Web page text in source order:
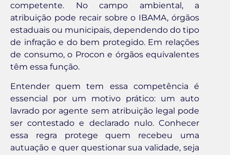
competente. No campo ambiental, a
atribuição pode recair sobre o IBAMA, órgãos
estaduais ou municipais, dependendo do tipo
de infração e do bem protegido. Em relações
de consumo, o Procon e órgãos equivalentes
têm essa função.
Entender quem tem essa competência é
essencial por um motivo prático: um auto
lavrado por agente sem atribuição legal pode
ser contestado e declarado nulo. Conhecer
essa regra protege quem recebeu uma
autuação e quer questionar sua validade, seja